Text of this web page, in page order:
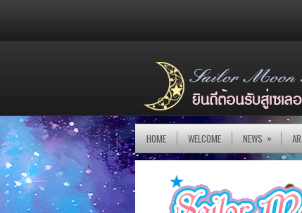
HOME WELCOME NEWS »